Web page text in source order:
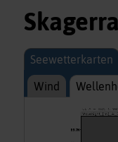
Seewetterkarten
Wind